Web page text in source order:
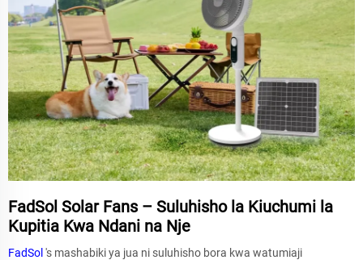
FadSol Solar Fans – Suluhisho la Kiuchumi la
Kupitia Kwa Ndani na Nje
FadSol 's mashabiki ya jua ni suluhisho bora kwa watumiaji